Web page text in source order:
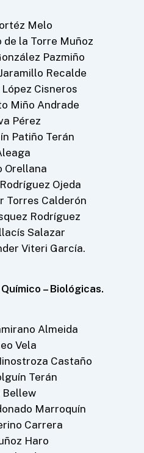
Melo
la Torre Muñoz
Pazmiño
Recalde
Cisneros
Miño Andrade
Pérez
Patiño Terán
Orellana
Ojeda
Torres Calderón
Rodríguez
Salazar
Viteri García.
– Biológicas.
Almeida
Vela
Castaño
Terán
Bellew
Marroquín
Carrera
Haro